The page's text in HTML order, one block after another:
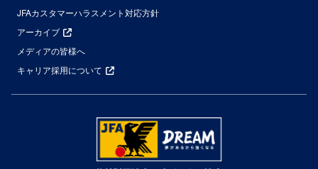
JFAカスタマーハラスメント対応方針
アーカイブ
メディアの皆様へ
キャリア採用について